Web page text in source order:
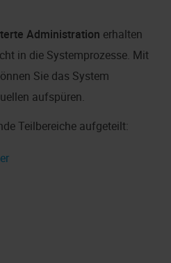
Administration erhalten
in die Systemprozesse. Mit
Sie das System
aufspüren.
Teilbereiche aufgeteilt: